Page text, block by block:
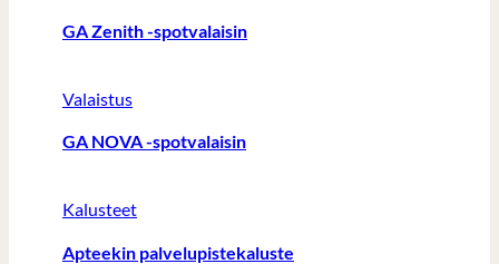
GA Zenith -spotvalaisin
Valaistus
GA NOVA -spotvalaisin
Kalusteet
Apteekin palvelupistekaluste